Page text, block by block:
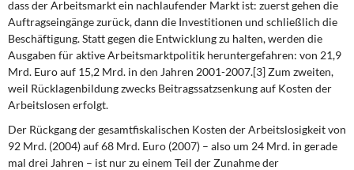
dass der Arbeitsmarkt ein nachlaufender Markt ist: zuerst gehen die
Auftragseingänge zurück, dann die Investitionen und schließlich die
Beschäftigung. Statt gegen die Ent­wicklung zu halten, werden die
Ausgaben für aktive Arbeitsmarktpolitik heruntergefah­ren: von 21,9
Mrd. Euro auf 15,2 Mrd. in den Jahren 2001-2007.[3] Zum zweiten,
weil Rücklagenbildung zwecks Beitragssatzsenkung auf Kosten der
Arbeitslosen erfolgt.
Der Rückgang der gesamtfiskalischen Kosten der Arbeitslosigkeit von
92 Mrd. (2004) auf 68 Mrd. Euro (2007) – also um 24 Mrd. in gerade
mal drei Jahren – ist nur zu einem Teil der Zunahme der